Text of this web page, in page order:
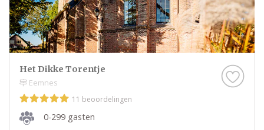
Het Dikke Torentje
Eemnes
11 beoordelingen
0-299 gasten